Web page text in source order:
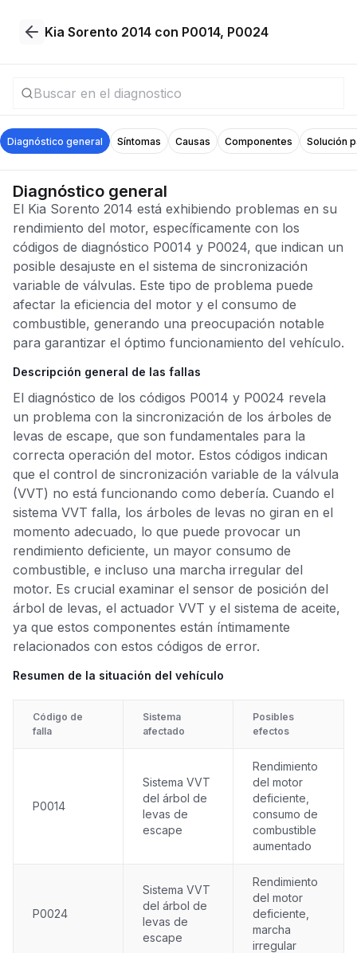
Kia Sorento 2014 con P0014, P0024
Diagnóstico general Síntomas Causas Componentes Solución
Diagnóstico general
El Kia Sorento 2014 está exhibiendo problemas en su
rendimiento del motor, específicamente con los
códigos de diagnóstico P0014 y P0024, que indican un
posible desajuste en el sistema de sincronización
variable de válvulas. Este tipo de problema puede
afectar la eficiencia del motor y el consumo de
combustible, generando una preocupación notable
para garantizar el óptimo funcionamiento del vehículo.
Descripción general de las fallas
El diagnóstico de los códigos P0014 y P0024 revela
un problema con la sincronización de los árboles de
levas de escape, que son fundamentales para la
correcta operación del motor. Estos códigos indican
que el control de sincronización variable de la válvula
(VVT) no está funcionando como debería. Cuando el
sistema VVT falla, los árboles de levas no giran en el
momento adecuado, lo que puede provocar un
rendimiento deficiente, un mayor consumo de
combustible, e incluso una marcha irregular del
motor. Es crucial examinar el sensor de posición del
árbol de levas, el actuador VVT y el sistema de aceite,
ya que estos componentes están íntimamente
relacionados con estos códigos de error.
Resumen de la situación del vehículo
Código de
falla
Sistema
afectado
Posibles
efectos
P0014
Sistema VVT
del árbol de
levas de
escape
Rendimiento
del motor
deficiente,
consumo de
combustible
aumentado
P0024
Sistema VVT
del árbol de
levas de
escape
Rendimiento
del motor
deficiente,
marcha
irregular